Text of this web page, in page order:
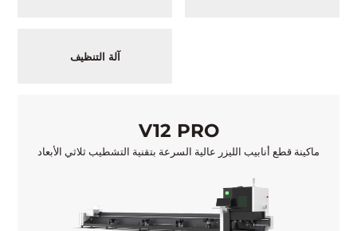
آلة التنظيف
V12 PRO
ماكينة قطع أنابيب الليزر عالية السرعة بتقنية التشطيب ثلاثي الأبعاد